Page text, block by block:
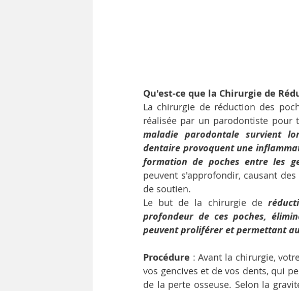
Qu'est-ce que la Chirurgie de
La chirurgie de réduction des
maladie parodontale survient
dentaire provoquent une
formation de poches entre les
peuvent s'approfondir, causant
de soutien.
Le but de la chirurgie de
profondeur de ces poches,
peuvent proliférer et permettant
Procédure : Avant la chirurgie,
vos gencives et de vos dents, qui
de la perte osseuse. Selon la